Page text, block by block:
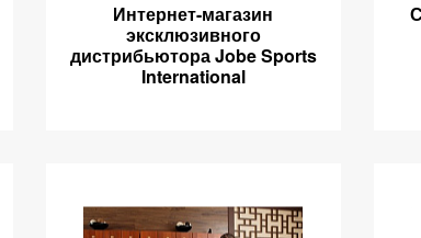
Интернет-магазин
эксклюзивного
дистрибьютора Jobe Sports
International